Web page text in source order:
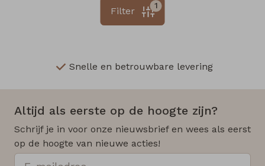
1
Filter
Snelle en betrouwbare levering
Altijd als eerste op de hoogte zijn?
Schrijf je in voor onze nieuwsbrief en wees als eerst
op de hoogte van nieuwe acties!